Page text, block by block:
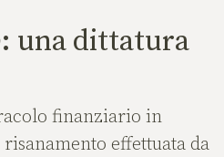
: una dittatura
finanziario in
effettuata da